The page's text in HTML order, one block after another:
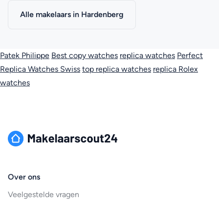
Alle makelaars in Hardenberg
Patek Philippe Best copy watches replica watches Perfect
Replica Watches Swiss top replica watches replica Rolex
watches
Over ons
Veelgestelde vragen